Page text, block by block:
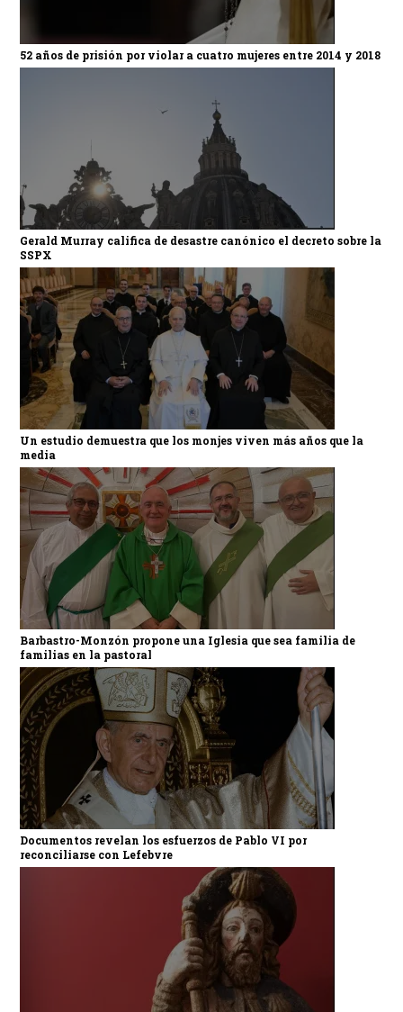
52 años de prisión por violar a cuatro mujeres entre 2014 y 2018
Gerald Murray califica de desastre canónico el decreto sobre la
SSPX
Un estudio demuestra que los monjes viven más años que la
media
Barbastro-Monzón propone una Iglesia que sea familia de
familias en la pastoral
Documentos revelan los esfuerzos de Pablo VI por
reconciliarse con Lefebvre